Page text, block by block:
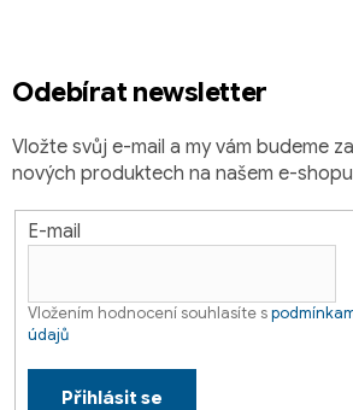
Odebírat newsletter
Vložte svůj e-mail a my vám budeme
nových produktech na našem e-
E-mail
Vložením hodnocení souhlasíte s
údajů
Přihlásit se